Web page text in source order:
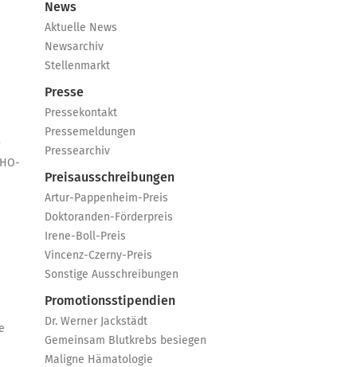
News
Aktuelle News
Newsarchiv
Stellenmarkt
Presse
Pressekontakt
Pressemeldungen
Pressearchiv
Preisausschreibungen
Artur-Pappenheim-Preis
Doktoranden-Förderpreis
Irene-Boll-Preis
Vincenz-Czerny-Preis
Sonstige Ausschreibungen
Promotionsstipendien
Dr. Werner Jackstädt
Gemeinsam Blutkrebs besiegen
Maligne Hämatologie